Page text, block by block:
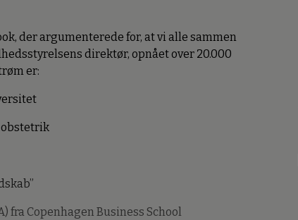
der argumenterede for, at vi alle sammen
direktør, opnået over 20.000
er:
obstetrik
fra Copenhagen Business School